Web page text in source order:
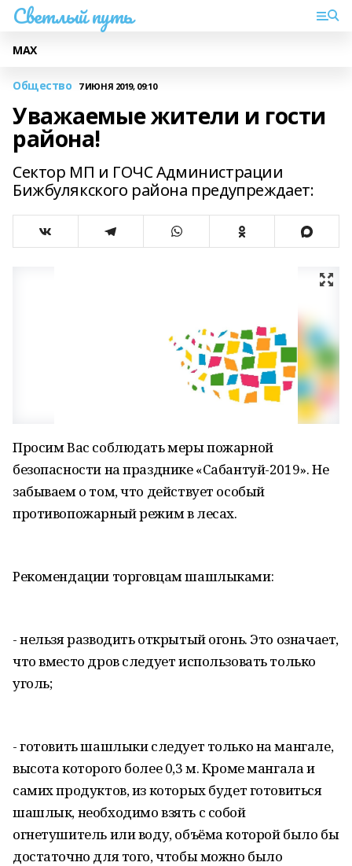
Светлый путь
МАХ
Общество 7 ИЮНЯ 2019, 09:10
Уважаемые жители и гости
района!
Сектор МП и ГОЧС Администрации
Бижбулякского района предупреждает:
Просим Вас соблюдать меры пожарной
безопасности на празднике «Сабантуй-2019». Не
забываем о том, что действует особый
противопожарный режим в лесах.
Рекомендации торговцам шашлыками:
- нельзя разводить открытый огонь. Это означает,
что вместо дров следует использовать только
уголь;
- готовить шашлыки следует только на мангале,
высота которого более 0,3 м. Кроме мангала и
самих продуктов, из которых будет готовиться
шашлык, необходимо взять с собой
огнетушитель или воду, объёма которой было бы
достаточно для того, чтобы можно было